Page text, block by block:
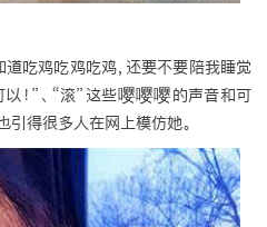
吃鸡吃鸡吃鸡，还要不要陪我睡觉
以！”、“滚”这些嘤嘤嘤的声音和可
引得很多人在网上模仿她。